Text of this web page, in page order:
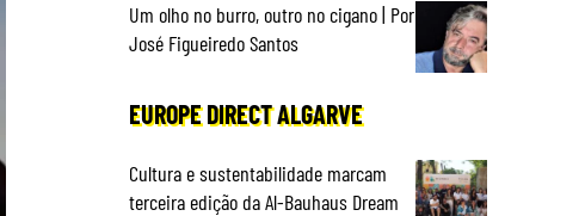
Um olho no burro, outro no cigano | Por
José Figueiredo Santos
EUROPE DIRECT ALGARVE
Cultura e sustentabilidade marcam
terceira edição da Al-Bauhaus Dream